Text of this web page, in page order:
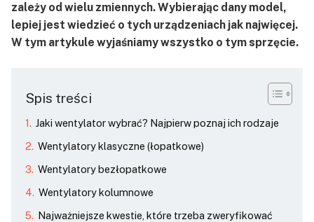
zależy od wielu zmiennych. Wybierając dany model,
lepiej jest wiedzieć o tych urządzeniach jak najwięcej.
W tym artykule wyjaśniamy wszystko o tym sprzęcie.
Spis treści
Jaki wentylator wybrać? Najpierw poznaj ich rodzaje
Wentylatory klasyczne (łopatkowe)
Wentylatory bezłopatkowe
Wentylatory kolumnowe
Najważniejsze kwestie, które trzeba zweryfikować